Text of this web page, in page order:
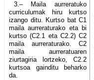
3.– Maila aurreratuko
curriculumak hiru kurtso
izango ditu. Kurtso bat C1
maila aurreraturako eta bi
kurtso (C2.1 eta C2.2) C2
maila aurreraturako. C2
maila aurreratuaren
ziurtagiria lortzeko, C2.2
kurtsoa gainditu beharko
da.